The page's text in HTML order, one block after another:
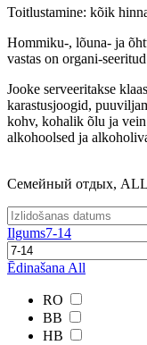
Toitlustamine: kõik
Hommiku-, lõuna- ja
vastas on organi-
Jooke serveeritakse
karastusjoogid,
kohv, kohalik õlu ja
alkohoolsed ja
Семейный отдых,
Ilgums7-14
Ēdinašana All
RO
BB
HB